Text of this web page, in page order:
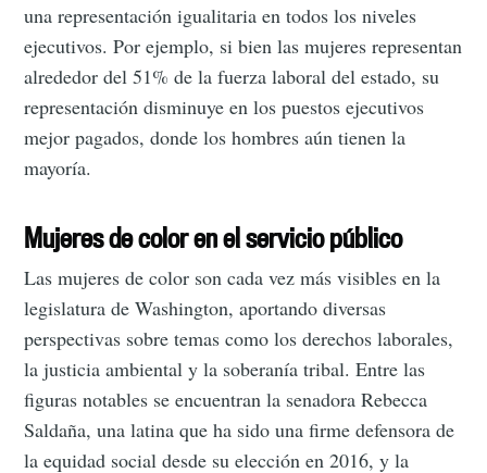
una representación igualitaria en todos los niveles
ejecutivos. Por ejemplo, si bien las mujeres representan
alrededor del 51% de la fuerza laboral del estado, su
representación disminuye en los puestos ejecutivos
mejor pagados, donde los hombres aún tienen la
mayoría.
Mujeres de color en el servicio público
Las mujeres de color son cada vez más visibles en la
legislatura de Washington, aportando diversas
perspectivas sobre temas como los derechos laborales,
la justicia ambiental y la soberanía tribal. Entre las
figuras notables se encuentran la senadora Rebecca
Saldaña, una latina que ha sido una firme defensora de
la equidad social desde su elección en 2016, y la